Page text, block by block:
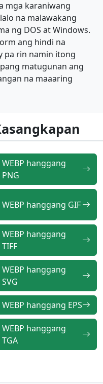
mga karaniwang
na malawakang
ng DOS at Windows.
ang hindi na
pa rin namin itong
matugunan ang
na maaaring
WEBP hanggang
PNG
WEBP hanggang GIF
WEBP hanggang
TIFF
WEBP hanggang
SVG
WEBP hanggang EPS
WEBP hanggang
TGA